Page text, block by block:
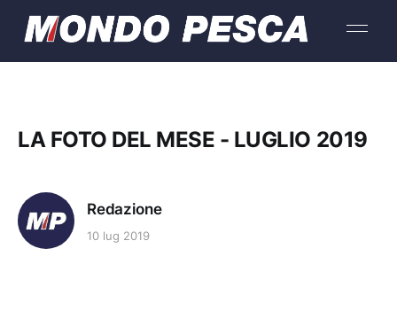
LA FOTO DEL MESE - LUGLIO 2019
Redazione
10 lug 2019